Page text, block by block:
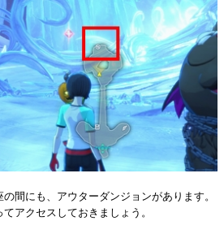
間にも、アウターダンジョンがあります。
アクセスしておきましょう。